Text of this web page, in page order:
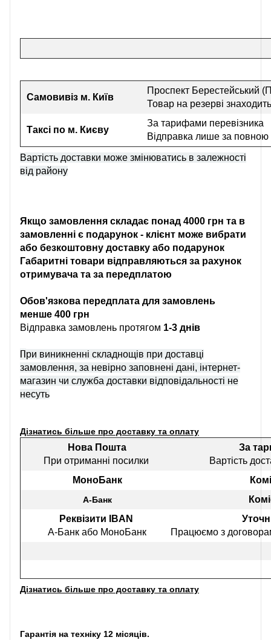
Самовивіз м. Київ
Проспект Берестейський
Товар на резерві
Таксі по м. Києву
За тарифами перевізника
Відправка лише за
Вартість доставки може змінюватись в залежності
від району
Якщо замовлення складає понад 4000 грн та в
замовленні є подарунок - клієнт може вибрати
або безкоштовну доставку або подарунок
Габаритні товари відправляються за рахунок
отримувача та за передплатою
Обов'язкова передплата для замовлень
менше 400 грн
Відправка замовлень протягом 1-3 днів
П ри виникненні складнощів при доставці
замовлення, за невірно заповнені дані, інтернет-
магазин чи служба доставки відповідальності не
несуть
Дізнатись більше про доставку та оплату
Нова Пошта
При отриманні посилки
За
Вартість
МоноБанк
А-Банк
Реквізити IBAN
А-Банк або МоноБанк
Працюємо з
Дізнатись більше про доставку та оплату
Гарантія на техніку 12 місяців.